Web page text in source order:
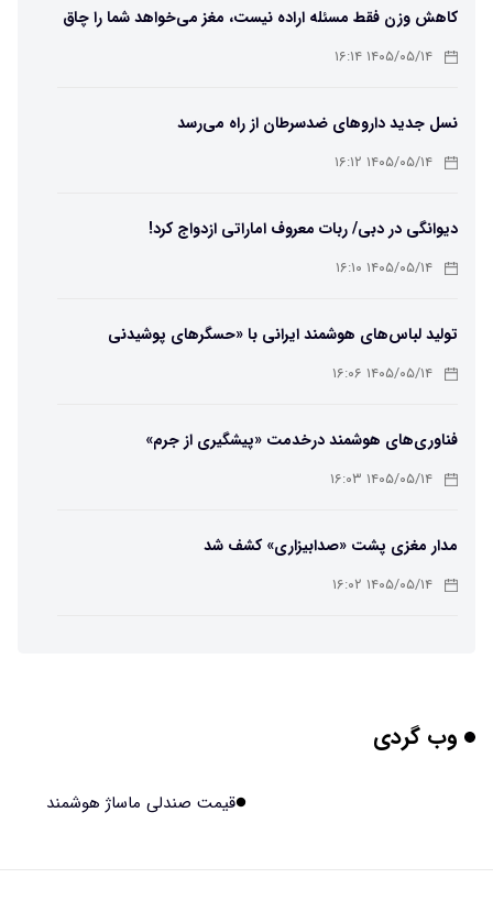
کاهش وزن فقط مسئله اراده نیست، مغز می‌خواهد شما را چاق
نگه دارد۱۴۰۵/۰۵/۱۴ ۱۶:۱۴
نسل جدید داروهای ضدسرطان از راه می‌رسد
۱۴۰۵/۰۵/۱۴ ۱۶:۱۲
دیوانگی در دبی/ ربات معروف اماراتی ازدواج کرد!
۱۴۰۵/۰۵/۱۴ ۱۶:۱۰
تولید لباس‌های هوشمند ایرانی با «حسگرهای پوشیدنی
کریگامی»
۱۴۰۵/۰۵/۱۴ ۱۶:۰۶
فناوری‌های هوشمند درخدمت «پیشگیری از جرم»
۱۴۰۵/۰۵/۱۴ ۱۶:۰۳
مدار مغزی پشت «صدابیزاری» کشف شد
۱۴۰۵/۰۵/۱۴ ۱۶:۰۲
هوش مصنوعی جدید، انسان از آب درآمد!
وب گردی
قیمت صندلی ماساژ هوشمند